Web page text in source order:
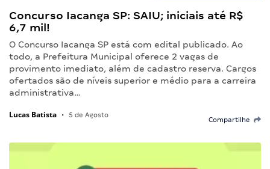
Concurso Iacanga SP: SAIU; iniciais até R$
6,7 mil!
O Concurso Iacanga SP está com edital publicado. Ao
todo, a Prefeitura Municipal oferece 2 vagas de
provimento imediato, além de cadastro reserva. Cargos
ofertados são de níveis superior e médio para a carreira
administrativa…
Lucas Batista • 5 de Agosto
Compartilhe